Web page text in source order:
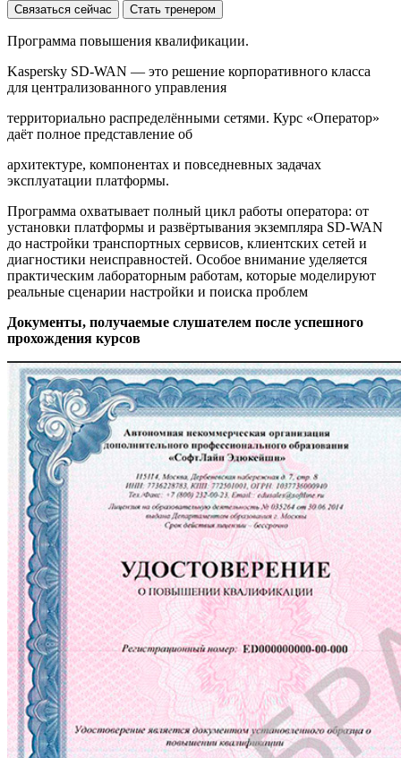
Связаться сейчас Стать тренером
Программа повышения квалификации.
Kaspersky SD-WAN — это решение корпоративного класса
для централизованного управления
территориально распределёнными сетями. Курс «Оператор»
даёт полное представление об
архитектуре, компонентах и повседневных задачах
эксплуатации платформы.
Программа охватывает полный цикл работы оператора: от
установки платформы и развёртывания экземпляра SD-WAN
до настройки транспортных сервисов, клиентских сетей и
диагностики неисправностей. Особое внимание уделяется
практическим лабораторным работам, которые моделируют
реальные сценарии настройки и поиска проблем
Документы, получаемые слушателем после успешного
прохождения курсов